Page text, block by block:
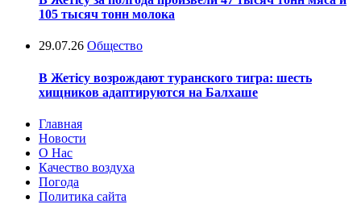
105 тысяч тонн молока
29.07.26 Общество
В Жетісу возрождают туранского тигра: шесть
хищников адаптируются на Балхаше
Главная
Новости
О Нас
Качество воздуха
Погода
Политика сайта